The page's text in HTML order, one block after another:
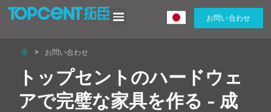
お問い合わせ
家 > お問い合わせ
トップセントのハードウェ
アで完璧な家具を作る - 成